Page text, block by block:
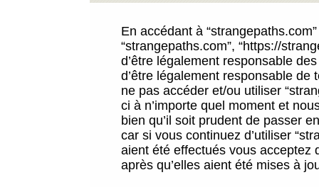
En accédant à
“strangepaths.com”, “https://
d’être légalement responsable
d’être légalement responsable
ne pas accéder et/ou utiliser
ci à n’importe quel moment et
bien qu’il soit prudent de passer
car si vous continuez d’utiliser
aient été effectués vous acceptez
après qu’elles aient été mises à